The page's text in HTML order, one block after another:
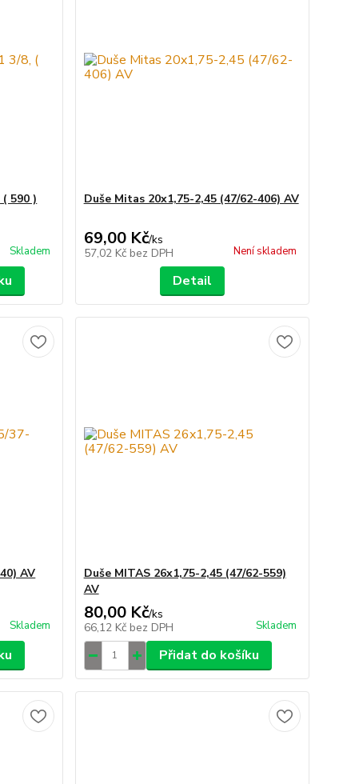
590 )
Skladem
Duše Mitas 20x1,75-2,45 (47/62-406) AV
69,00 Kč/ks
57,02 Kč bez DPH Není skladem
Detail
AV
Skladem
Duše MITAS 26x1,75-2,45 (47/62-559)
AV
80,00 Kč/ks
66,12 Kč bez DPH Skladem
Přidat do košíku